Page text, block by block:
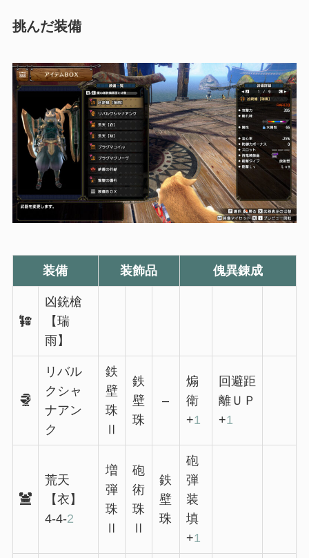
挑んだ装備
装備 装飾品 傀異錬成
凶銃槍
【瑞
雨】
リバル
クシャ
ナアン
ク
鉄
壁
珠
Ⅱ
鉄
壁
珠
–
煽
衛
+1
回避距
離ＵＰ
+1
荒天
【衣】
4-4-2
増
弾
珠
Ⅱ
砲
術
珠
Ⅱ
鉄
壁
珠
砲
弾
装
填
+1